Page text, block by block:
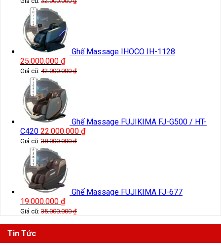
Ghế Massage IHOCO IH-1128
25.000.000 ₫
Giá cũ: 42.000.000₫
Ghế Massage FUJIKIMA FJ-G500 / HT-
C420 22.000.000 ₫
Giá cũ: 38.000.000₫
Ghế Massage FUJIKIMA FJ-677
19.000.000 ₫
Giá cũ: 35.000.000₫
Tin Tức